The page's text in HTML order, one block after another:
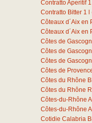
Contratto Aperitif 1
Contratto Bitter 1
Côteaux d´Aix en
Côteaux d´Aix en
Côtes de
Côtes de
Côtes de
Côtes de
Côtes du Rhône
Côtes du Rhône
Côtes-du-Rhône
Côtes-du-Rhône
Cotidie Calabria